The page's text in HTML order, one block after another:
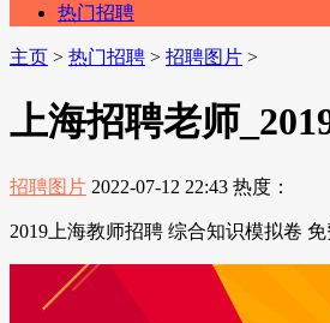
热门招聘
主页 > 热门招聘 > 招聘图片 >
上海招聘老师
招聘图片 2022-07-12 22:43 热度：
2019上海教师招聘 综合知识模拟卷